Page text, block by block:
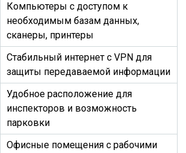
Компьютеры с доступом к
необходимым базам данных,
сканеры, принтеры
Стабильный интернет с VPN для
защиты передаваемой информации
Удобное расположение для
инспекторов и возможность
парковки
Офисные помещения с рабочими